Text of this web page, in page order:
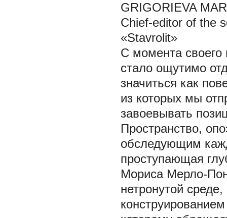
GRIGORIEVA
Chief-editor of the
«Stavrolit»
С момента своего
стало ощутимо
значиться как
из которых мы
завоевывать
Пространство,
обследующим
проступающая
Мориса Мерло-
нетронутой